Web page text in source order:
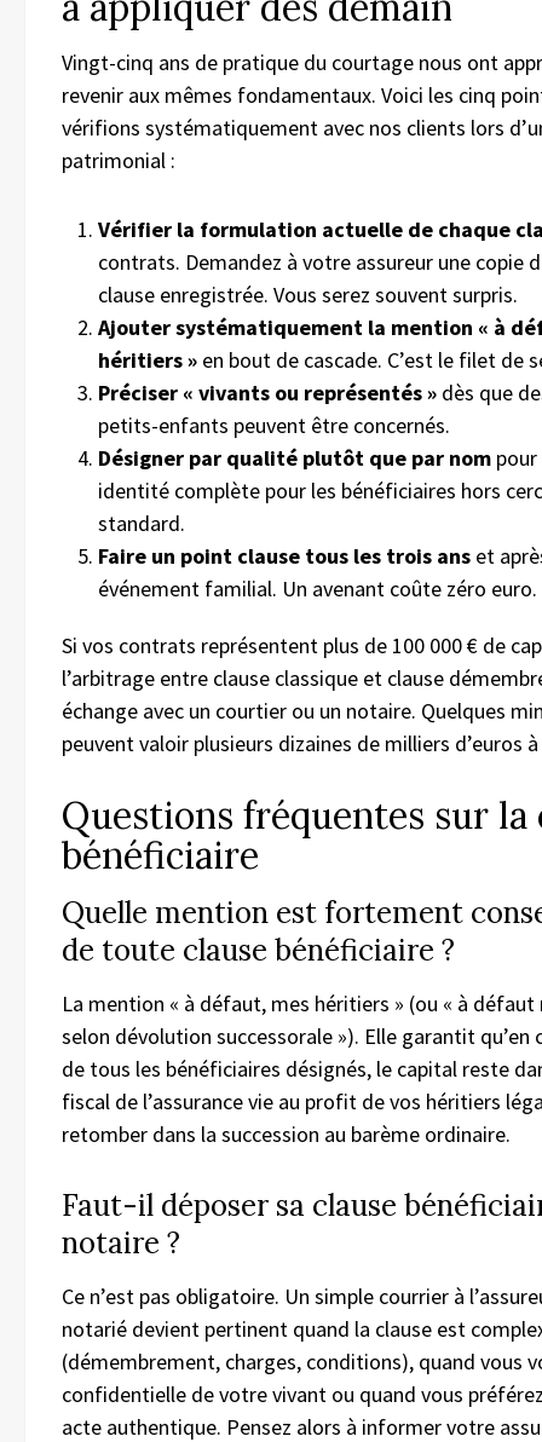
Vingt-cinq ans de pratique du courtage nous ont
revenir aux mêmes fondamentaux. Voici les cinq
vérifions systématiquement avec nos clients lors
patrimonial :
Vérifier la formulation actuelle de chaque
contrats. Demandez à votre assureur une copie
clause enregistrée. Vous serez souvent surpris.
Ajouter systématiquement la mention « à
héritiers » en bout de cascade. C’est le filet de
Préciser « vivants ou représentés » dès que
petits-enfants peuvent être concernés.
Désigner par qualité plutôt que par nom
identité complète pour les bénéficiaires hors
standard.
Faire un point clause tous les trois ans et
événement familial. Un avenant coûte zéro euro.
Si vos contrats représentent plus de 100 000 € de
l’arbitrage entre clause classique et clause
échange avec un courtier ou un notaire. Quelques
peuvent valoir plusieurs dizaines de milliers d’euros
Questions fréquentes sur la
bénéficiaire
Quelle mention est fortement
de toute clause bénéficiaire ?
La mention « à défaut, mes héritiers » (ou « à
selon dévolution successorale »). Elle garantit qu’en
de tous les bénéficiaires désignés, le capital reste
fiscal de l’assurance vie au profit de vos héritiers
retomber dans la succession au barème ordinaire.
Faut-il déposer sa clause
notaire ?
Ce n’est pas obligatoire. Un simple courrier à
notarié devient pertinent quand la clause est
(démembrement, charges, conditions), quand vous
confidentielle de votre vivant ou quand vous
acte authentique. Pensez alors à informer votre